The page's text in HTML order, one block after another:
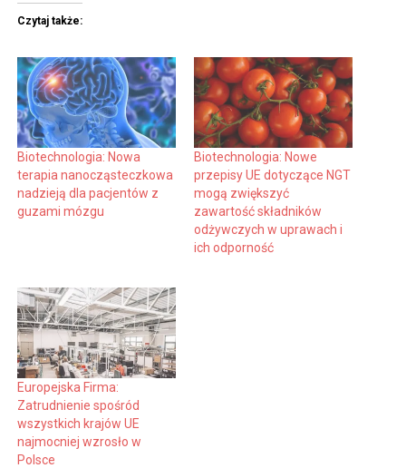
Czytaj także:
Biotechnologia: Nowa
terapia nanocząsteczkowa
nadzieją dla pacjentów z
guzami mózgu
Biotechnologia: Nowe
przepisy UE dotyczące NGT
mogą zwiększyć
zawartość składników
odżywczych w uprawach i
ich odporność
Europejska Firma:
Zatrudnienie spośród
wszystkich krajów UE
najmocniej wzrosło w
Polsce